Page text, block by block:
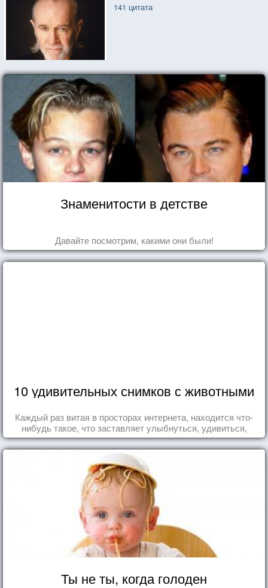
141 цитата
Знаменитости в детстве
Давайте посмотрим, какими они были!
10 удивительных снимков с животными
Каждый раз витая в просторах интернета, находится что-
нибудь такое, что заставляет улыбнуться, удивиться,
восхититься...
Ты не ты, когда голоден